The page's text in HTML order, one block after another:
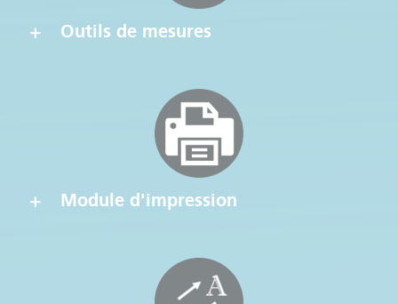
Outils de mesures
Module d'impression